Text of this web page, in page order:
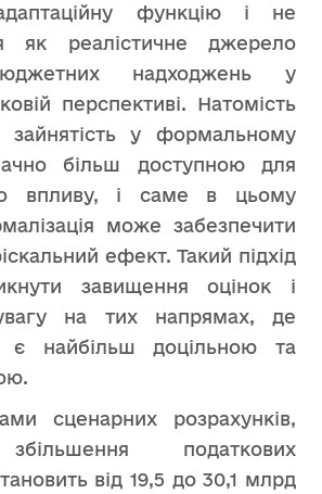
функцію і не
як реалістичне джерело
надходжень у
перспективі. Натомість
зайнятість у формальному
більш доступною для
впливу, і саме в цьому
може забезпечити
ефект. Такий підхід
завищення оцінок і
на тих напрямах, де
є найбільш доцільною та
сценарних розрахунків,
податкових
від 19,5 до 30,1 млрд